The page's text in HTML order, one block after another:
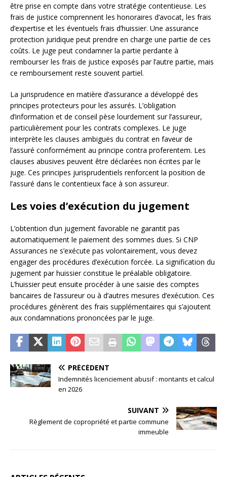
être prise en compte dans votre stratégie contentieuse. Les
frais de justice comprennent les honoraires d’avocat, les frais
d’expertise et les éventuels frais d’huissier. Une assurance
protection juridique peut prendre en charge une partie de ces
coûts. Le juge peut condamner la partie perdante à
rembourser les frais de justice exposés par l’autre partie, mais
ce remboursement reste souvent partiel.
La jurisprudence en matière d’assurance a développé des
principes protecteurs pour les assurés. L’obligation
d’information et de conseil pèse lourdement sur l’assureur,
particulièrement pour les contrats complexes. Le juge
interprète les clauses ambiguës du contrat en faveur de
l’assuré conformément au principe contra proferentem. Les
clauses abusives peuvent être déclarées non écrites par le
juge. Ces principes jurisprudentiels renforcent la position de
l’assuré dans le contentieux face à son assureur.
Les voies d’exécution du jugement
L’obtention d’un jugement favorable ne garantit pas
automatiquement le paiement des sommes dues. Si CNP
Assurances ne s’exécute pas volontairement, vous devez
engager des procédures d’exécution forcée. La signification du
jugement par huissier constitue le préalable obligatoire.
L’huissier peut ensuite procéder à une saisie des comptes
bancaires de l’assureur ou à d’autres mesures d’exécution. Ces
procédures génèrent des frais supplémentaires qui s’ajoutent
aux condamnations prononcées par le juge.
PRÉCÉDENT
Indemnités licenciement abusif : montants et calcul
en 2026
SUIVANT
Règlement de copropriété et partie commune
immeuble